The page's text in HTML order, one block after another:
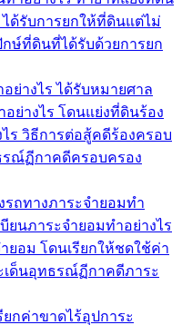
ด้รับการยกให้ที่ดินแต่ไม่
ษ์ที่ดินที่ได้รับด้วยการยก
ย่างไร ได้รับหมายศาล
ย่างไร โดนแย่งที่ดินร้อง
ร วิธีการต่อสู้คดีร้องครอบ
รณ์ฏีกาคดีครอบครอง
รถทางภาระจำยอมทำ
ยนภาระจำยอมทำอย่างไร
ยอม โดนเรียกให้ชดใช้ค่า
เด็นอุทธรณ์ฏีกาคดีภาระ
ยกค่าขาดไร้อุปการะ